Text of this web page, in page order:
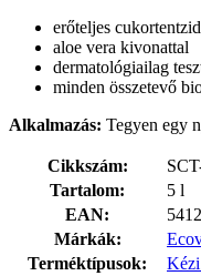
erőteljes
aloe vera kivonattal
dermatológiailag
minden összetevő
Alkalmazás: Tegyen egy
Cikkszám:
Tartalom:
5 l
EAN:
Márkák:
Terméktípusok:
Kézi